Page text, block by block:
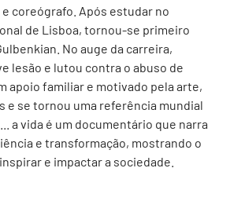
coreógrafo. Após estudar no
de Lisboa, tornou-se primeiro
No auge da carreira,
lesão e lutou contra o abuso de
apoio familiar e motivado pela arte,
e se tornou uma referência mundial
a vida é um documentário que narra
e transformação, mostrando o
e impactar a sociedade.